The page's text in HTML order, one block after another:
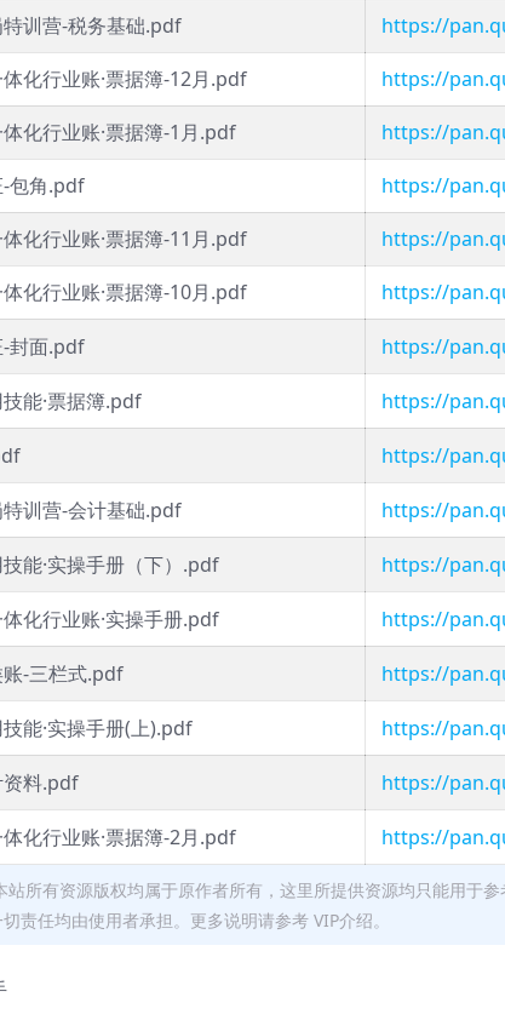
训营-税务基础.pdf
https://
化行业账·票据簿-12月.pdf
https://
化行业账·票据簿-1月.pdf
https://
包角.pdf
https://
化行业账·票据簿-11月.pdf
https://
化行业账·票据簿-10月.pdf
https://
封面.pdf https://
能·票据簿.pdf https://
https://
训营-会计基础.pdf https://
能·实操手册（下）.pdf https://
化行业账·实操手册.pdf https://
-三栏式.pdf https://
能·实操手册(上).pdf https://
料.pdf https://
化行业账·票据簿-2月.pdf https://
站所有资源版权均属于原作者所有，这里所提供资源均只能用于
责任均由使用者承担。更多说明请参考 VIP介绍。